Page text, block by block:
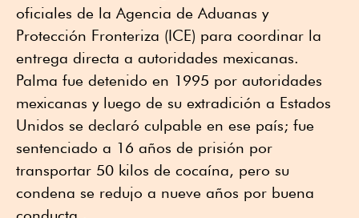
oficiales de la Agencia de Aduanas y
Protección Fronteriza (ICE) para coordinar la
entrega directa a autoridades mexicanas.
Palma fue detenido en 1995 por autoridades
mexicanas y luego de su extradición a Estados
Unidos se declaró culpable en ese país; fue
sentenciado a 16 años de prisión por
transportar 50 kilos de cocaína, pero su
condena se redujo a nueve años por buena